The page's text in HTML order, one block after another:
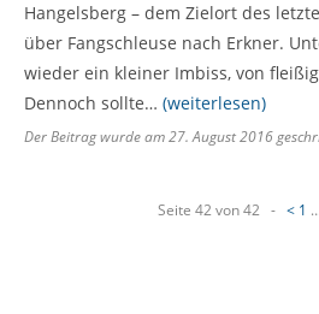
Hangelsberg – dem Zielort des
über Fangschleuse nach Erkner.
wieder ein kleiner Imbiss, von
Dennoch sollte… (weiterlesen)
Der Beitrag wurde am27. August 2016
Seite 42 von 42 - < 1